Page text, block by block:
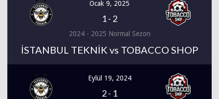
Ocak 9, 2025
1- 2
2024 - 2025 Normal Sezon
İSTANBUL TEKNİK vs TOBACCO SHOP
Eylül 19, 2024
2- 1